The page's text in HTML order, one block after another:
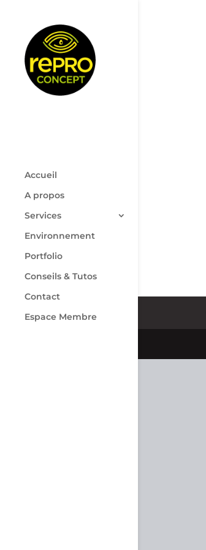
Accueil
A propos
Services
Environnement
Portfolio
Conseils & Tutos
Contact
Espace Membre